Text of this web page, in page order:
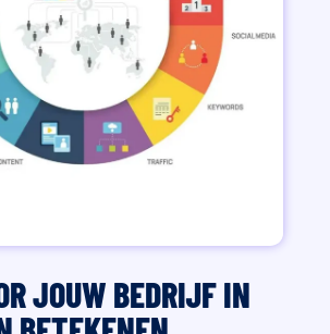
JOUW BEDRIJF IN